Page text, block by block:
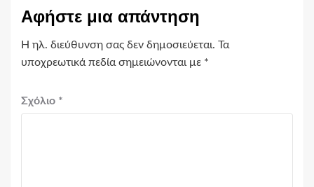
Αφήστε μια απάντηση
Η ηλ. διεύθυνση σας δεν δημοσιεύεται. Τα
υποχρεωτικά πεδία σημειώνονται με *
Σχόλιο *